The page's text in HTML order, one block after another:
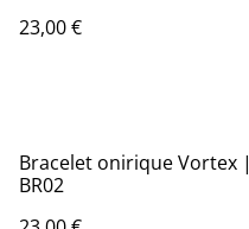
23,00 €
Bracelet onirique Vortex |
BR02